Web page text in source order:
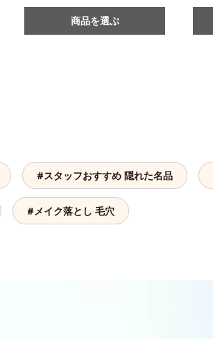
商品を選ぶ
#スタッフおすすめ 隠れた名品
#メイク落とし 毛穴